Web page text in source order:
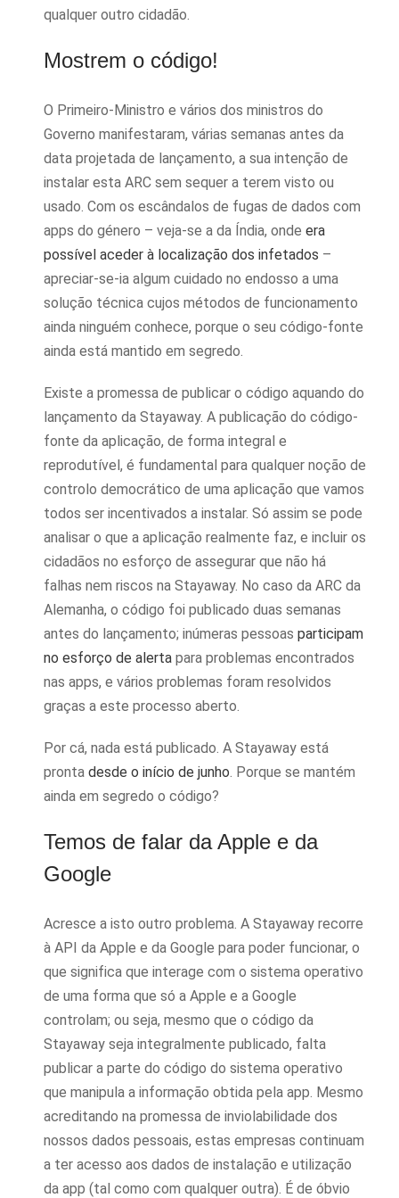
qualquer outro cidadão.
Mostrem o código!
O Primeiro-Ministro e vários dos ministros do
Governo manifestaram, várias semanas antes da
data projetada de lançamento, a sua intenção de
instalar esta ARC sem sequer a terem visto ou
usado. Com os escândalos de fugas de dados com
apps do género – veja-se a da Índia, onde era
possível aceder à localização dos infetados –
apreciar-se-ia algum cuidado no endosso a uma
solução técnica cujos métodos de funcionamento
ainda ninguém conhece, porque o seu código-fonte
ainda está mantido em segredo.
Existe a promessa de publicar o código aquando do
lançamento da Stayaway. A publicação do código-
fonte da aplicação, de forma integral e
reprodutível, é fundamental para qualquer noção de
controlo democrático de uma aplicação que vamos
todos ser incentivados a instalar. Só assim se pode
analisar o que a aplicação realmente faz, e incluir os
cidadãos no esforço de assegurar que não há
falhas nem riscos na Stayaway. No caso da ARC da
Alemanha, o código foi publicado duas semanas
antes do lançamento; inúmeras pessoas participam
no esforço de alerta para problemas encontrados
nas apps, e vários problemas foram resolvidos
graças a este processo aberto.
Por cá, nada está publicado. A Stayaway está
pronta desde o início de junho . Porque se mantém
ainda em segredo o código?
Temos de falar da Apple e da
Google
Acresce a isto outro problema. A Stayaway recorre
à API da Apple e da Google para poder funcionar, o
que significa que interage com o sistema operativo
de uma forma que só a Apple e a Google
controlam; ou seja, mesmo que o código da
Stayaway seja integralmente publicado, falta
publicar a parte do código do sistema operativo
que manipula a informação obtida pela app. Mesmo
acreditando na promessa de inviolabilidade dos
nossos dados pessoais, estas empresas continuam
a ter acesso aos dados de instalação e utilização
da app (tal como com qualquer outra). É de óbvio